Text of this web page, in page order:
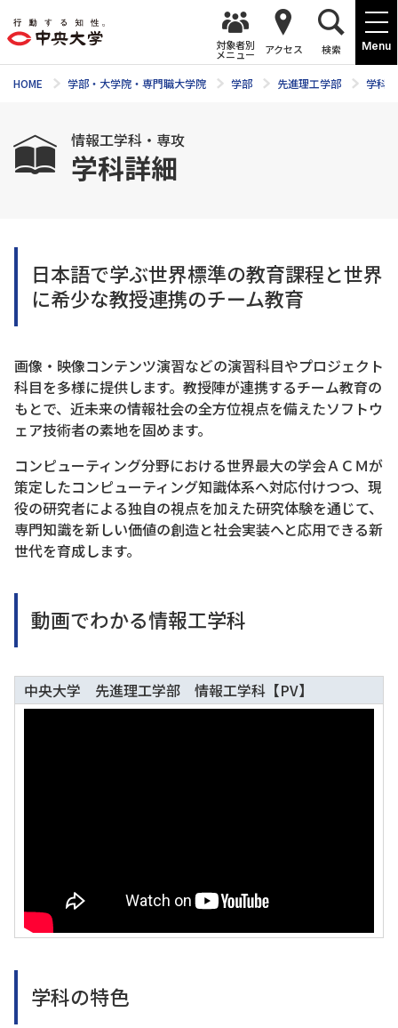
Menu
対象者別
メニュー アクセス 検索
HOME 学部・大学院・専門職大学院 学部 先進理工学部 学科
情報工学科・専攻
学科詳細
日本語で学ぶ世界標準の教育課程と世界
に希少な教授連携のチーム教育
画像・映像コンテンツ演習などの演習科目やプロジェクト
科目を多様に提供します。教授陣が連携するチーム教育の
もとで、近未来の情報社会の全方位視点を備えたソフトウ
ェア技術者の素地を固めます。
コンピューティング分野における世界最大の学会ＡＣＭが
策定したコンピューティング知識体系へ対応付けつつ、現
役の研究者による独自の視点を加えた研究体験を通じて、
専門知識を新しい価値の創造と社会実装へと応用できる新
世代を育成します。
動画でわかる情報工学科
中央大学 先進理工学部 情報工学科【PV】
学科の特色